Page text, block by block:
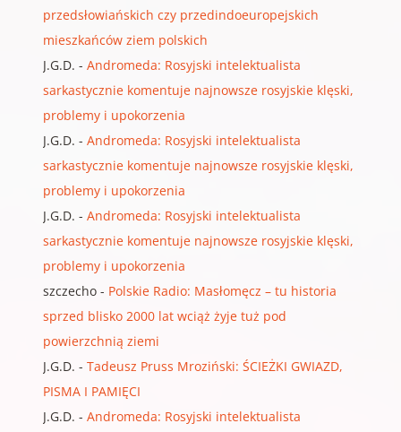
przedsłowiańskich czy przedindoeuropejskich
mieszkańców ziem polskich
J.G.D. - Andromeda: Rosyjski intelektualista
sarkastycznie komentuje najnowsze rosyjskie klęski,
problemy i upokorzenia
J.G.D. - Andromeda: Rosyjski intelektualista
sarkastycznie komentuje najnowsze rosyjskie klęski,
problemy i upokorzenia
J.G.D. - Andromeda: Rosyjski intelektualista
sarkastycznie komentuje najnowsze rosyjskie klęski,
problemy i upokorzenia
szczecho- Polskie Radio: Masłomęcz – tu historia
sprzed blisko 2000 lat wciąż żyje tuż pod
powierzchnią ziemi
J.G.D. - Tadeusz Pruss Mroziński: ŚCIEŻKI GWIAZD,
PISMA I PAMIĘCI
J.G.D. - Andromeda: Rosyjski intelektualista